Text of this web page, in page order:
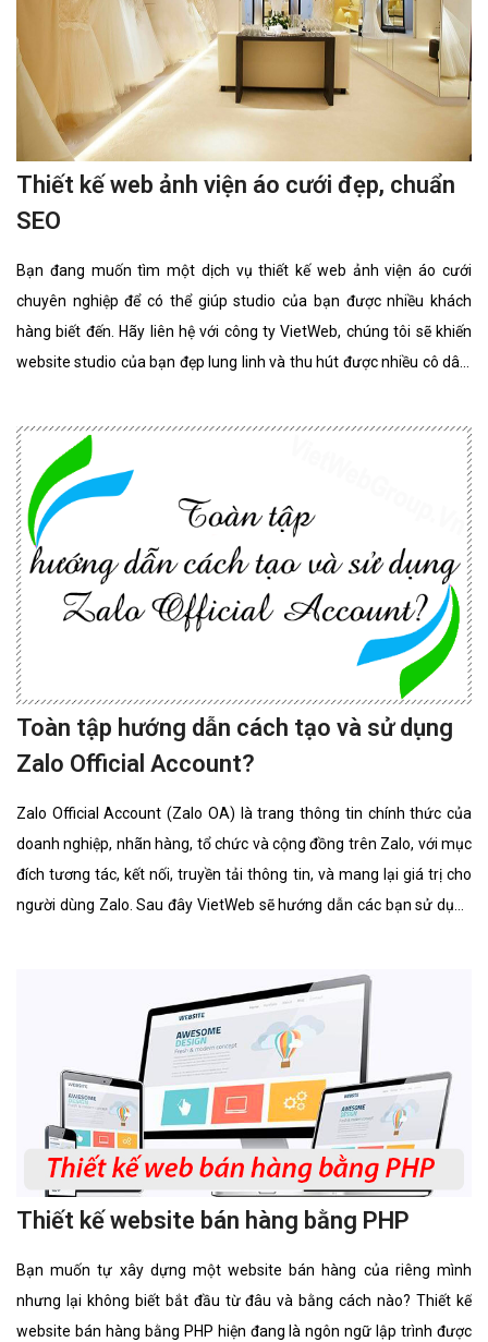
Thiết kế web ảnh viện áo cưới đẹp, chuẩn
SEO
Bạn đang muốn tìm một dịch vụ thiết kế web ảnh viện áo cưới
chuyên nghiệp để có thể giúp studio của bạn được nhiều khách
hàng biết đến. Hãy liên hệ với công ty VietWeb, chúng tôi sẽ khiến
website studio của bạn đẹp lung linh và thu hút được nhiều cô dâu,
Toàn tập hướng dẫn cách tạo và sử dụng
Zalo Official Account?
Zalo Official Account (Zalo OA) là trang thông tin chính thức của
doanh nghiệp, nhãn hàng, tổ chức và cộng đồng trên Zalo, với mục
đích tương tác, kết nối, truyền tải thông tin, và mang lại giá trị cho
người dùng Zalo. Sau đây VietWeb sẽ hướng dẫn các bạn sử dụng
Thiết kế website bán hàng bằng PHP
Bạn muốn tự xây dựng một website bán hàng của riêng mình
nhưng lại không biết bắt đầu từ đâu và bằng cách nào? Thiết kế
website bán hàng bằng PHP hiện đang là ngôn ngữ lập trình được